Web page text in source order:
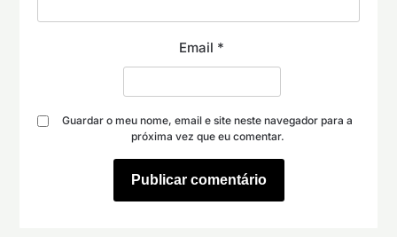
Email *
Guardar o meu nome, email e site neste navegador para a
próxima vez que eu comentar.